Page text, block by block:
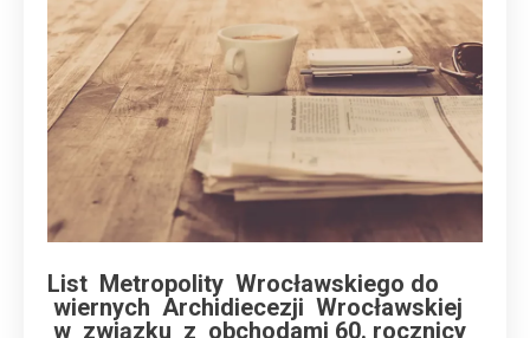
List Metropolity Wrocławskiego do
wiernych Archidiecezji Wrocławskiej
w związku z obchodami 60. rocznicy